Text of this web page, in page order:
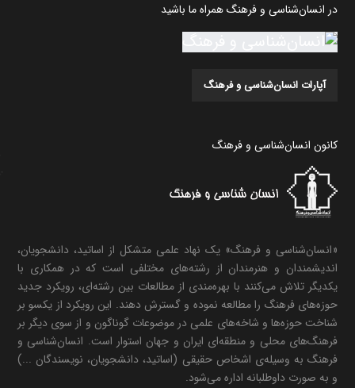
در انسان‌شناسی و فرهنگ همراه ما باشید
آپارات انسان‌شناسی و فرهنگ
کانون انسان‌شناسی و فرهنگ
«انسان‌شناسی و فرهنگ» یک نهاد علمی متشکل از اساتید، دانشجویان،
اندیشمندان و هنرمندان از رشته‌های مختلفی است که در همکاری با
یکدیگر تلاش می‌کنند با بهره‌مندی از مطالعات بین رشته‌ای، رویکرد جدید
حوزه‌های فرهنگ را مطالعه نموده و گسترش دهند. این رویکرد از یکسو بر
شناخت حوزه‌ها و شاخه‌های علمی در موضوعات گوناگون و از سوی دیگر بر
فرهنگ‌های محلی و منطقه‌ای ایران و جهان استوار است. انسان‌شناسی و
فرهنگ به وسیله‌ی اشخاص حقیقی (اساتید، دانشجویان، نویسندگان ...)
و به صورت داوطلبانه اداره می‌شود.